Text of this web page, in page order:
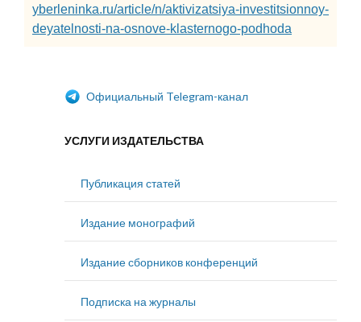
yberleninka.ru/article/n/aktivizatsiya-investitsionnoy-
deyatelnosti-na-osnove-klasternogo-podhoda
Официальный Telegram-канал
УСЛУГИ ИЗДАТЕЛЬСТВА
Публикация статей
Издание монографий
Издание сборников конференций
Подписка на журналы